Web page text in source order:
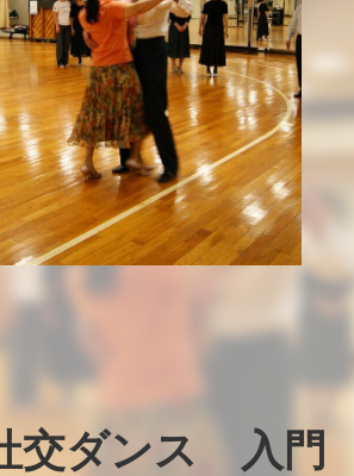
交ダンス　入門